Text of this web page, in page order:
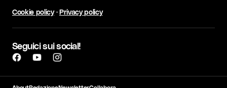
Cookie policy·Privacy policy
Seguici sui social!